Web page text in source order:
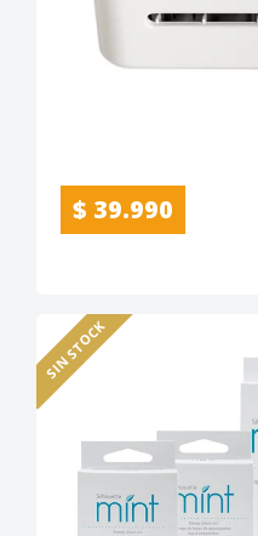
$ 39.990
SIN STOCK